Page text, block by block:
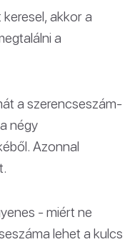
akkor a
a
a szerencseszám-
négy
Azonnal
- miért ne
lehet a kulcs